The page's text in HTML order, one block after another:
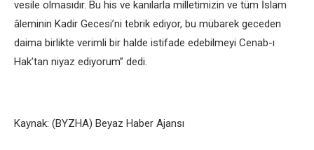
vesile olmasıdır. Bu his ve kanılarla milletimizin ve tüm İslam
âleminin Kadir Gecesi’ni tebrik ediyor, bu mübarek geceden
daima birlikte verimli bir halde istifade edebilmeyi Cenab-ı
Hak’tan niyaz ediyorum” dedi.
Kaynak: (BYZHA) Beyaz Haber Ajansı